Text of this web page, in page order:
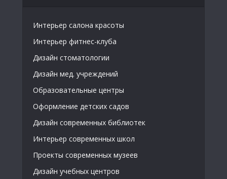
Интерьер салона красоты
Интерьер фитнес-клуба
Дизайн стоматологии
Дизайн мед. учреждений
Образовательные центры
Оформление детских садов
Дизайн современных библиотек
Интерьер современных школ
Проекты современных музеев
Дизайн учебных центров